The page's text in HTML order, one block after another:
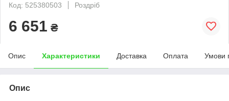
Код: 525380503
Роздріб
6 651 ₴
Опис Характеристики Доставка Оплата Умови
Опис